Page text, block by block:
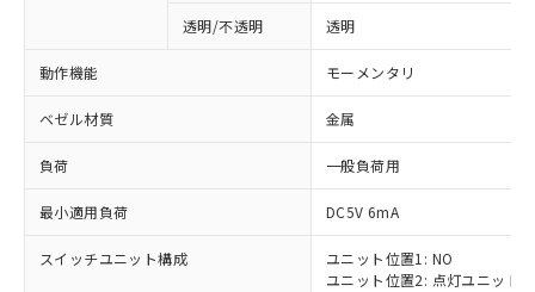
透明/不透明 透明
動作機能 モーメンタリ
ベゼル材質 金属
負荷 一般負荷用
最小適用負荷 DC5V 6mA
スイッチユニット構成
ユニット位置1: NO
ユニット位置2: 点灯ユニット